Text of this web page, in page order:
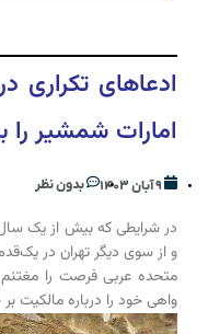
ادعا‌های تکراری
امارات شمشیر را
۹ آبان ۱۴۰۳ بدون نظر
در شرایطی که بیش از یک سال
و از سوی دیگر تهران در
متحده عربی فرصت را
واهی خود را درباره مالکیت بر